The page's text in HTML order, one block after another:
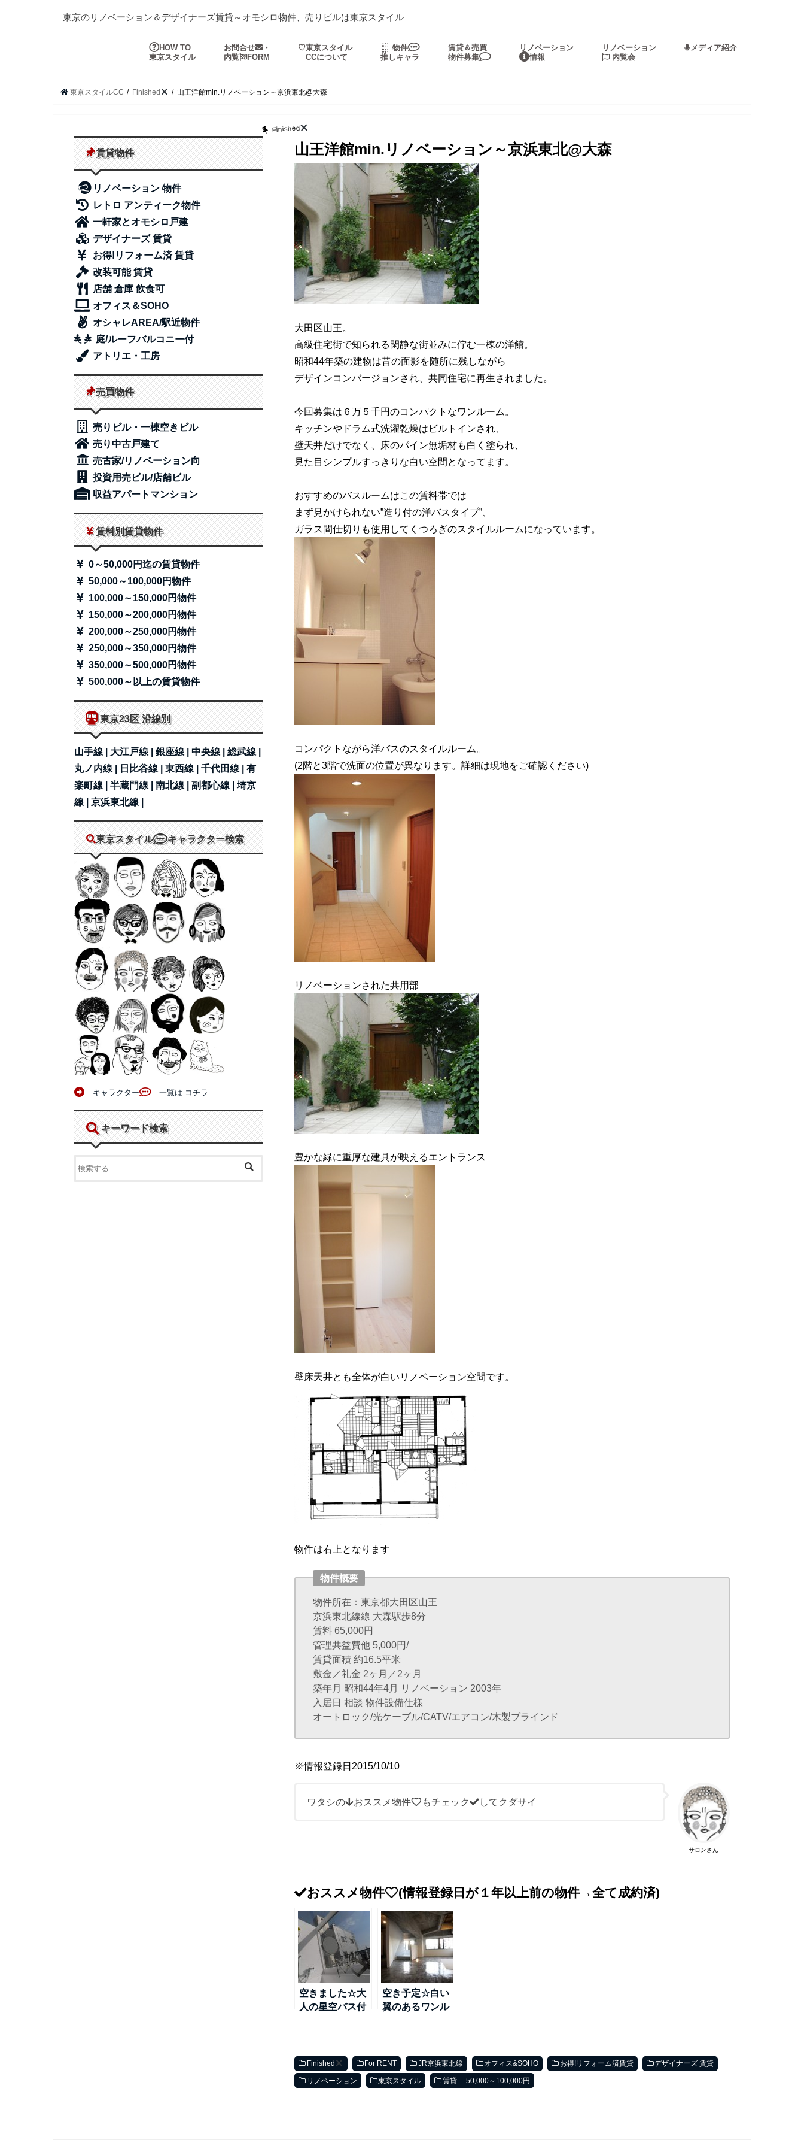
東京のリノベーション＆デザイナーズ賃貸～オモシロ物件、売りビルは東京スタイル
HOW TO
東京スタイル
お問合せ
・
内覧
FORM
♡東京スタイル
CCについて
物件
推しキャラ
賃貸＆売買
物件募集
リノベーション
情報
リノベーション
内覧会
メディア紹介
東京スタイルCC Finished 山王洋館min.リノベーション～京浜東北@大森
Finished
山王洋館min.リノベーション～京浜東北@大森
大田区山王。
高級住宅街で知られる閑静な街並みに佇む一棟の洋館。
昭和44年築の建物は昔の面影を随所に残しながら
デザインコンバージョンされ、共同住宅に再生されました。
今回募集は６万５千円のコンパクトなワンルーム。
キッチンやドラム式洗濯乾燥はビルトインされ、
壁天井だけでなく、床のパイン無垢材も白く塗られ、
見た目シンプルすっきりな白い空間となってます。
おすすめのバスルームはこの賃料帯では
まず見かけられない”造り付の洋バスタイプ”、
ガラス間仕切りも使用してくつろぎのスタイルルームになっています。
コンパクトながら洋バスのスタイルルーム。
(2階と3階で洗面の位置が異なります。詳細は現地をご確認ください)
リノベーションされた共用部
豊かな緑に重厚な建具が映えるエントランス
壁床天井とも全体が白いリノベーション空間です。
物件は右上となります
物件概要
物件所在：東京都大田区山王
京浜東北線線 大森駅歩8分
賃料 65,000円
管理共益費他 5,000円/
賃貸面積 約16.5平米
敷金／礼金 2ヶ月／2ヶ月
築年月 昭和44年4月 リノベーション 2003年
入居日 相談 物件設備仕様
オートロック/光ケーブル/CATV/エアコン/木製ブラインド
※情報登録日2015/10/10
サロンさん
ワタシの おススメ物件 もチェック してクダサイ
おススメ物件 (情報登録日が１年以上前の物件→全て成約済)
空きました☆大
人の星空バス付
空き予定☆白い
翼のあるワンル
Finished For RENT JR京浜東北線 オフィス&SOHO お得!リフォーム済賃貸 デザイナーズ 賃貸
リノベーション 東京スタイル 賃貸 50,000～100,000円
賃貸物件
リノベーション 物件
レトロ アンティーク物件
一軒家とオモシロ戸建
デザイナーズ 賃貸
お得!リフォーム済 賃貸
改装可能 賃貸
店舗 倉庫 飲食可
オフィス＆SOHO
オシャレAREA/駅近物件
庭/ルーフバルコニー付
アトリエ・工房
売買物件
売りビル・一棟空きビル
売り中古戸建て
売古家/リノベーション向
投資用売ビル/店舗ビル
収益アパートマンション
賃料別賃貸物件
0～50,000円迄の賃貸物件
50,000～100,000円物件
100,000～150,000円物件
150,000～200,000円物件
200,000～250,000円物件
250,000～350,000円物件
350,000～500,000円物件
500,000～以上の賃貸物件
東京23区 沿線別
山手線 | 大江戸線 | 銀座線 | 中央線 | 総武線 |
丸ノ内線 |
日比谷線 | 東西線 | 千代田線 | 有
楽町線 | 半蔵門線 | 南北線 | 副都心線 | 埼京
線 | 京浜東北線 |
東京スタイル キャラクター検索
キャラクター 一覧は コチラ
キーワード検索